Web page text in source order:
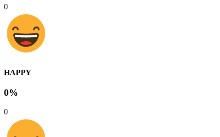
0
HAPPY
0%
0